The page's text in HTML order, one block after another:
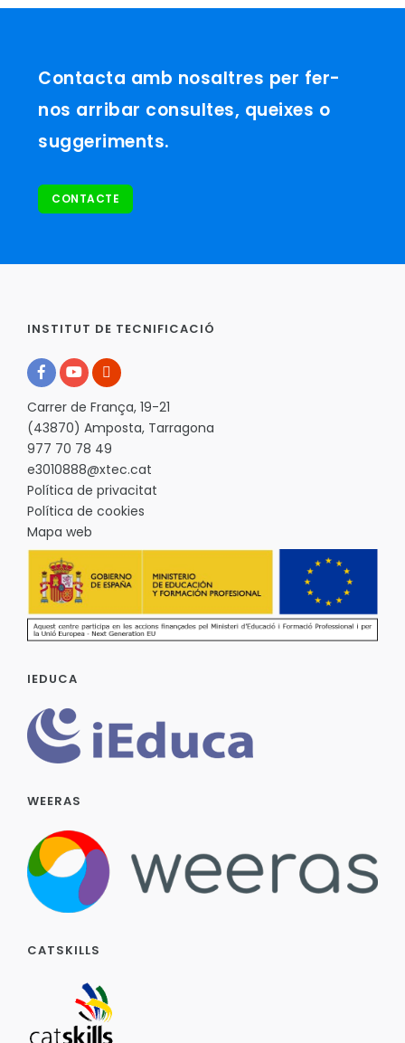
Contacta amb nosaltres per fer-
nos arribar consultes, queixes o
suggeriments.
CONTACTE
INSTITUT DE TECNIFICACIÓ
Carrer de França, 19-21
(43870) Amposta, Tarragona
977 70 78 49
e3010888@xtec.cat
Política de privacitat
Política de cookies
Mapa web
IEDUCA
WEERAS
CATSKILLS